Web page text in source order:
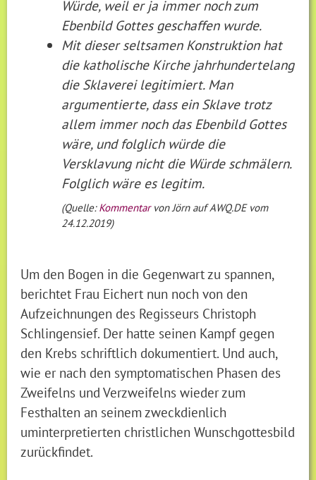
Würde, weil er ja immer noch zum
Ebenbild Gottes geschaffen wurde.
Mit dieser seltsamen Konstruktion hat
die katholische Kirche jahrhundertelang
die Sklaverei legitimiert. Man
argumentierte, dass ein Sklave trotz
allem immer noch das Ebenbild Gottes
wäre, und folglich würde die
Versklavung nicht die Würde schmälern.
Folglich wäre es legitim.
(Quelle:Kommentarvon Jörn auf AWQ.DE vom
24.12.2019)
Um den Bogen in die Gegenwart zu spannen,
berichtet Frau Eichert nun noch von den
Aufzeichnungen des Regisseurs Christoph
Schlingensief. Der hatte seinen Kampf gegen
den Krebs schriftlich dokumentiert. Und auch,
wie er nach den symptomatischen Phasen des
Zweifelns und Verzweifelns wieder zum
Festhalten an seinem zweckdienlich
uminterpretierten christlichen Wunschgottesbild
zurückfindet.